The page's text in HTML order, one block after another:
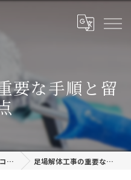
要な手順と留
コラム 足場解体工事の重要な手順と留意点